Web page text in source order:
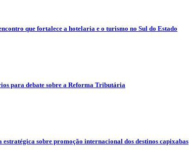
que fortalece a hotelaria e o turismo no Sul do Estado
para debate sobre a Reforma Tributária
sobre promoção internacional dos destinos capixabas